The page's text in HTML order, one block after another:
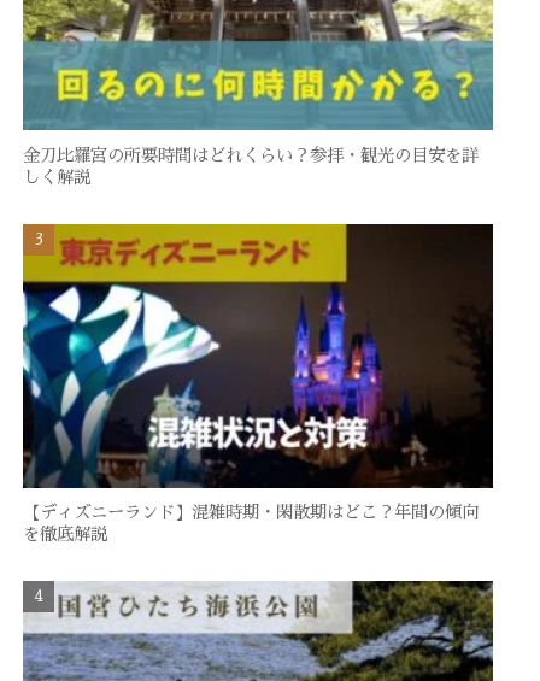
金刀比羅宮の所要時間はどれくらい？参拝・観光の目安を詳
しく解説
【ディズニーランド】混雑時期・閑散期はどこ？年間の傾向
を徹底解説